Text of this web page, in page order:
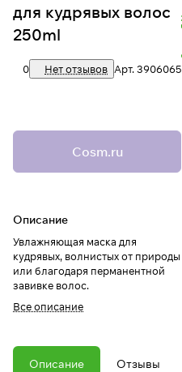
для кудрявых волос
250ml
0 Нет отзывов Арт.3906065
Cosm.ru
Описание
Увлажняющая маска для
кудрявых, волнистых от природы
или благодаря перманентной
завивке волос.
Все описание
Описание Отзывы